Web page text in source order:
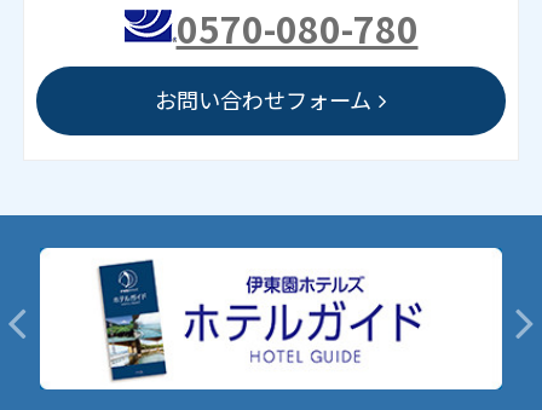
0570-080-780
お問い合わせフォーム